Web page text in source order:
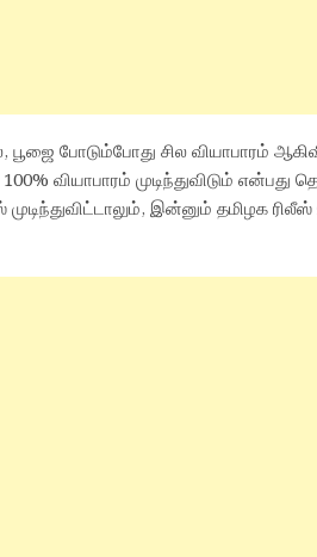
போடும்போது சில வியாபாரம்
வியாபாரம் முடிந்துவிடும்
முடிந்துவிட்டாலும், இன்னும் தமிழக